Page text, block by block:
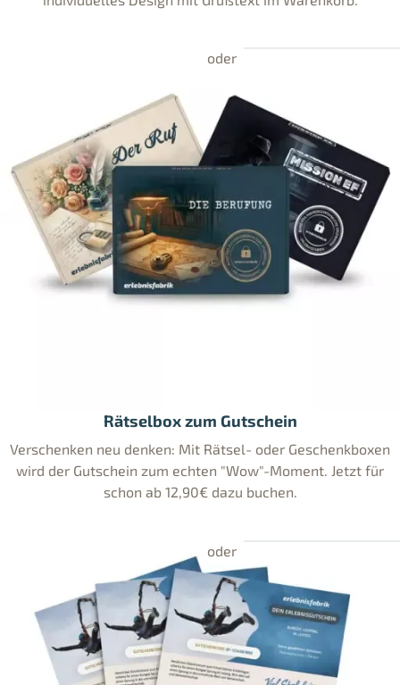
Rätselbox zum Gutschein
Verschenken neu denken: Mit Rätsel- oder Geschenkboxen
wird der Gutschein zum echten "Wow"-Moment. Jetzt für
schon ab 12,90€ dazu buchen.